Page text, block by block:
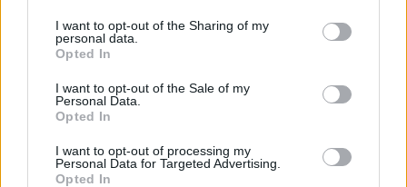
not limited to your visit or usage behaviour. You may click to
grant or deny consent to Google and its third-party tags to
use your data for below specified purposes in below Google
consent section.
I want to opt-out of the Sharing of my
personal data.
Opted In
I want to opt-out of the Sale of my
Personal Data.
Opted In
I want to opt-out of processing my
Personal Data for Targeted Advertising.
Opted In
hogy Putyin csak a félelemkeltésben
érdekelt, majd hozzátette, míg az amerikaiak
elmentek, addig az összes európai
nagykövetség maradt Kijevben. A kijelentés
téves volt, az amerikai diplomaták ugyanis
nem hagyták el az ukrán fővárost.